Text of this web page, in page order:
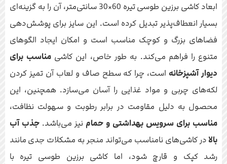
ابعاد کاشی برزین طوسی تیره 60×30 سانتی‌متر، آن را به گزینه‌ای
بسیار انعطاف‌پذیر تبدیل کرده است. این سایز برای پوشش‌دهی
فضاهای بزرگ و کوچک مناسب است و امکان ایجاد الگوهای
متنوع را فراهم می‌کند. به طور خاص، این کاشیمناسب برای
دیوار آشپزخانه است، چرا که سطح صاف و لعاب آن تمیز کردن
لکه‌های چربی و مواد غذایی را آسان می‌سازد. همچنین، این
محصول به دلیل مقاومت در برابر رطوبت و سهولت نظافت،
مناسب برای سرویس بهداشتی و حمام نیز می‌باشد.جذب آب
بالادر کاشی‌های نامناسب می‌تواند منجر به مشکلات جدی مانند
رشد کپک و قارچ شود، اما کاشی برزین طوسی تیره با